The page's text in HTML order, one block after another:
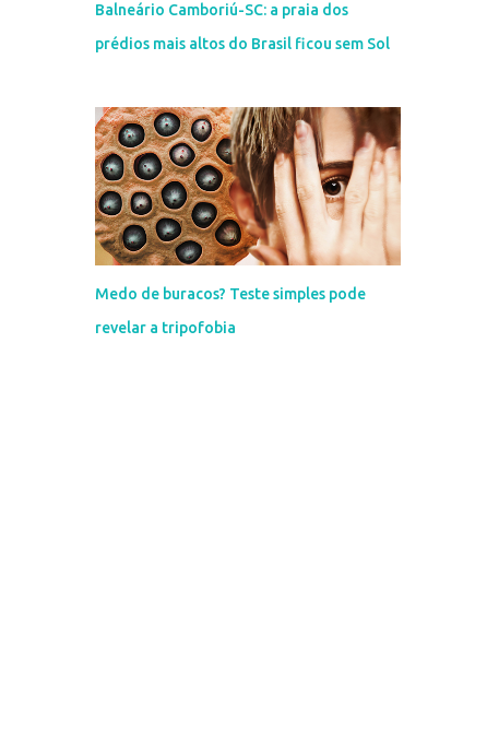
Balneário Camboriú-SC: a praia dos
prédios mais altos do Brasil ficou sem Sol
Medo de buracos? Teste simples pode
revelar a tripofobia